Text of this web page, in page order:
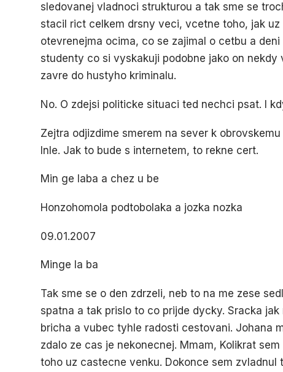
sledovanej vladnoci strukturou a tak sme se
stacil rict celkem drsny veci, vcetne toho, jak
otevrenejma ocima, co se zajimal o cetbu a
studenty co si vyskakuji podobne jako on
zavre do hustyho kriminalu.
No. O zdejsi politicke situaci ted nechci psat. I
Zejtra odjizdime smerem na sever k
Inle. Jak to bude s internetem, to rekne cert.
Min ge laba a chez u be
Honzohomola podtobolaka a jozka nozka
09.01.2007
Minge la ba
Tak sme se o den zdrzeli, neb to na me zese
spatna a tak prislo to co prijde dycky. Sracka
bricha a vubec tyhle radosti cestovani. Johana
zdalo ze cas je nekonecnej. Mmam, Kolikrat
toho uz castecne venku. Dokonce sem